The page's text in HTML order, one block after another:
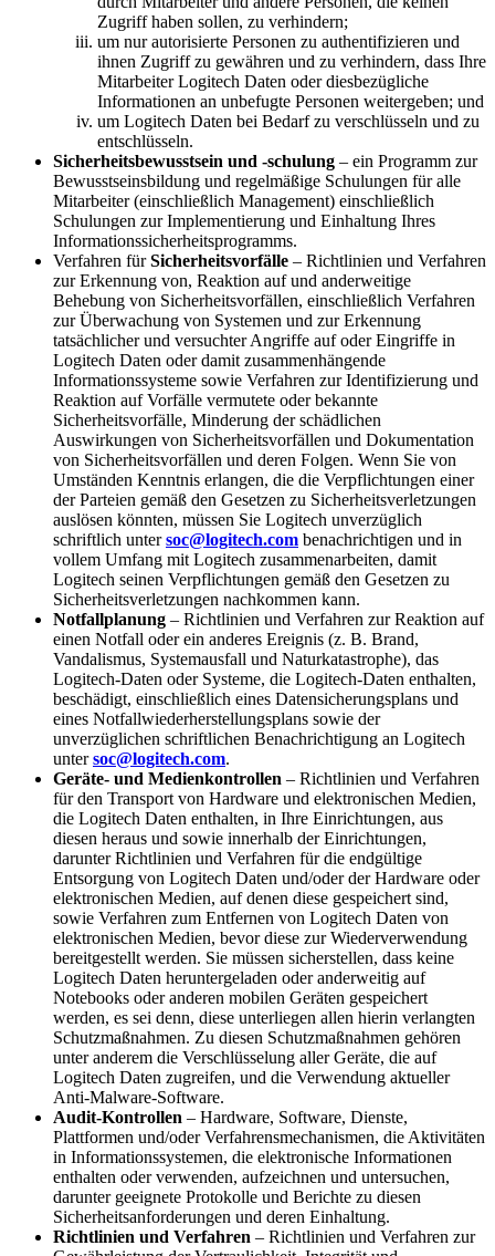
Zugriff haben sollen, zu verhindern;
um nur autorisierte Personen zu authentifizieren und
ihnen Zugriff zu gewähren und zu verhindern, dass Ihre
Mitarbeiter Logitech Daten oder diesbezügliche
Informationen an unbefugte Personen weitergeben; und
um Logitech Daten bei Bedarf zu verschlüsseln und zu
entschlüsseln.
Sicherheitsbewusstsein und -schulung – ein Programm zur
Bewusstseinsbildung und regelmäßige Schulungen für alle
Mitarbeiter (einschließlich Management) einschließlich
Schulungen zur Implementierung und Einhaltung Ihres
Informationssicherheitsprogramms.
Verfahren fürSicherheitsvorfälle – Richtlinien und Verfahren
zur Erkennung von, Reaktion auf und anderweitige
Behebung von Sicherheitsvorfällen, einschließlich Verfahren
zur Überwachung von Systemen und zur Erkennung
tatsächlicher und versuchter Angriffe auf oder Eingriffe in
Logitech Daten oder damit zusammenhängende
Informationssysteme sowie Verfahren zur Identifizierung und
Reaktion auf Vorfälle vermutete oder bekannte
Sicherheitsvorfälle, Minderung der schädlichen
Auswirkungen von Sicherheitsvorfällen und Dokumentation
von Sicherheitsvorfällen und deren Folgen. Wenn Sie von
Umständen Kenntnis erlangen, die die Verpflichtungen einer
der Parteien gemäß den Gesetzen zu Sicherheitsverletzungen
auslösen könnten, müssen Sie Logitech unverzüglich
schriftlich untersoc@logitech.com benachrichtigen und in
vollem Umfang mit Logitech zusammenarbeiten, damit
Logitech seinen Verpflichtungen gemäß den Gesetzen zu
Sicherheitsverletzungen nachkommen kann.
Notfallplanung – Richtlinien und Verfahren zur Reaktion auf
einen Notfall oder ein anderes Ereignis (z. B. Brand,
Vandalismus, Systemausfall und Naturkatastrophe), das
Logitech-Daten oder Systeme, die Logitech-Daten enthalten,
beschädigt, einschließlich eines Datensicherungsplans und
eines Notfallwiederherstellungsplans sowie der
unverzüglichen schriftlichen Benachrichtigung an Logitech
untersoc@logitech.com.
Geräte- und Medienkontrollen – Richtlinien und Verfahren
für den Transport von Hardware und elektronischen Medien,
die Logitech Daten enthalten, in Ihre Einrichtungen, aus
diesen heraus und sowie innerhalb der Einrichtungen,
darunter Richtlinien und Verfahren für die endgültige
Entsorgung von Logitech Daten und/oder der Hardware oder
elektronischen Medien, auf denen diese gespeichert sind,
sowie Verfahren zum Entfernen von Logitech Daten von
elektronischen Medien, bevor diese zur Wiederverwendung
bereitgestellt werden. Sie müssen sicherstellen, dass keine
Logitech Daten heruntergeladen oder anderweitig auf
Notebooks oder anderen mobilen Geräten gespeichert
werden, es sei denn, diese unterliegen allen hierin verlangten
Schutzmaßnahmen. Zu diesen Schutzmaßnahmen gehören
unter anderem die Verschlüsselung aller Geräte, die auf
Logitech Daten zugreifen, und die Verwendung aktueller
Anti-Malware-Software.
Audit-Kontrollen – Hardware, Software, Dienste,
Plattformen und/oder Verfahrensmechanismen, die Aktivitäten
in Informationssystemen, die elektronische Informationen
enthalten oder verwenden, aufzeichnen und untersuchen,
darunter geeignete Protokolle und Berichte zu diesen
Sicherheitsanforderungen und deren Einhaltung.
Richtlinien und Verfahren – Richtlinien und Verfahren zur